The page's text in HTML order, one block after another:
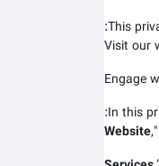
This
Visit our
Engage
In this
Website